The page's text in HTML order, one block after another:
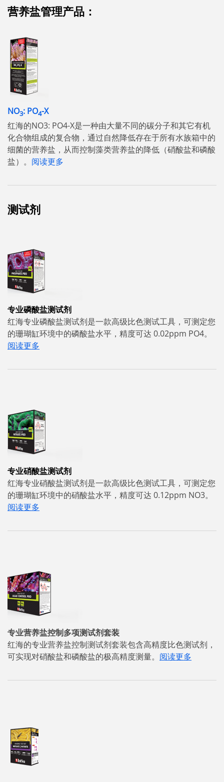
营养盐管理产品：
NO3: PO4-X
红海的NO3: PO4-X是一种由大量不同的碳分子和其它有机
化合物组成的复合物，通过自然降低存在于所有水族箱中的
细菌的营养盐，从而控制藻类营养盐的降低（硝酸盐和磷酸
盐）。 阅读更多
测试剂
专业磷酸盐测试剂
红海专业磷酸盐测试剂是一款高级比色测试工具，可测定您
的珊瑚缸环境中的磷酸盐水平，精度可达 0.02ppm PO4。
阅读更多
专业硝酸盐测试剂
红海专业硝酸盐测试剂是一款高级比色测试工具，可测定您
的珊瑚缸环境中的硝酸盐水平，精度可达 0.12ppm NO3。
阅读更多
专业营养盐控制多项测试剂套装
红海的专业营养盐控制测试剂套装包含高精度比色测试剂，
可实现对硝酸盐和磷酸盐的极高精度测量。 阅读更多